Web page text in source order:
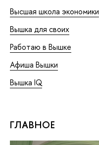
Высшая школа экономики
Вышка для своих
Работаю в Вышке
Афиша Вышки
Вышка IQ
ГЛАВНОЕ